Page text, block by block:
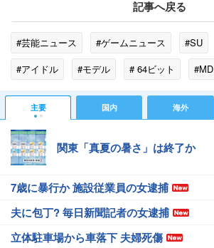
記事へ戻る
#芸能ニュース #ゲームニュース #SU
#アイドル
#モデル # 64ビット #MD
#Core i7
#GPU #R4 #プロセッサ
#タッチパッド
#PCI
主要 国内 海外
関東「真夏の暑さ」は終了か
7歳に暴行か 施設従業員の女逮捕
夫に包丁? 毎日新聞記者の女逮捕
立体駐車場から車落下 夫婦死傷